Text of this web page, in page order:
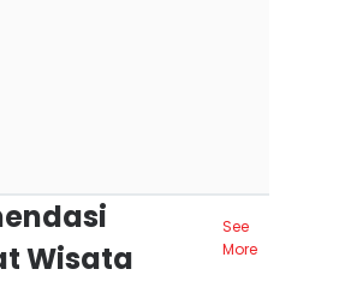
Wisata
See
More